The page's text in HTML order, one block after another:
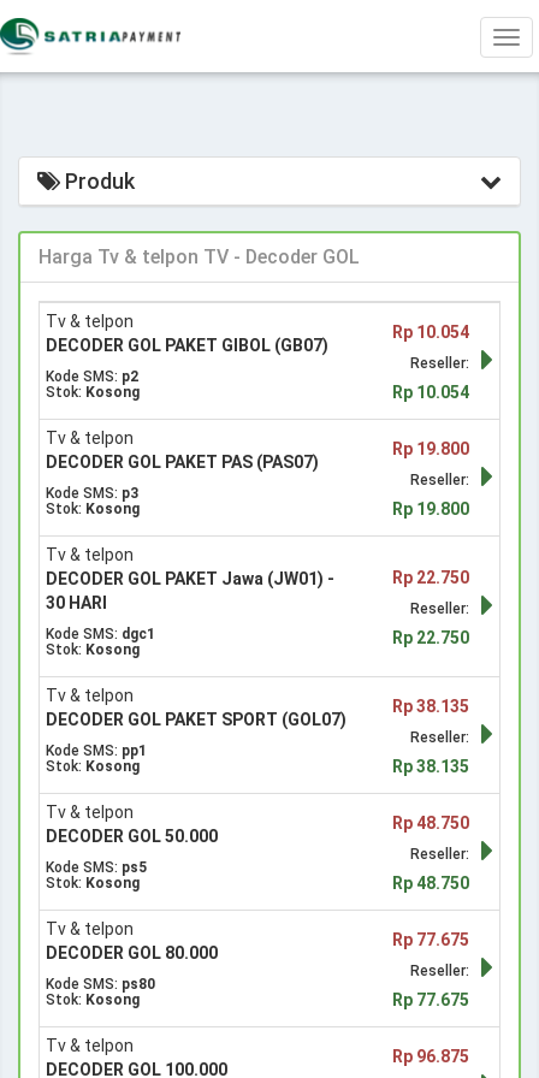
Produk
Harga Tv & telpon TV - Decoder GOL
Tv & telpon
DECODER GOL PAKET GIBOL (GB07)
Kode SMS: p2
Stok: Kosong
Rp 10.054
Reseller:
Rp 10.054
Tv & telpon
DECODER GOL PAKET PAS (PAS07)
Kode SMS: p3
Stok: Kosong
Rp 19.800
Reseller:
Rp 19.800
Tv & telpon
DECODER GOL PAKET Jawa (JW01) -
30 HARI
Kode SMS: dgc1
Stok: Kosong
Rp 22.750
Reseller:
Rp 22.750
Tv & telpon
DECODER GOL PAKET SPORT (GOL07)
Kode SMS: pp1
Stok: Kosong
Rp 38.135
Reseller:
Rp 38.135
Tv & telpon
DECODER GOL 50.000
Kode SMS: ps5
Stok: Kosong
Rp 48.750
Reseller:
Rp 48.750
Tv & telpon
DECODER GOL 80.000
Kode SMS: ps80
Stok: Kosong
Rp 77.675
Reseller:
Rp 77.675
Tv & telpon
DECODER GOL 100.000
Rp 96.875